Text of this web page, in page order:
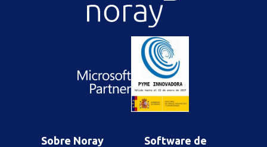
Sobre Noray
Software de